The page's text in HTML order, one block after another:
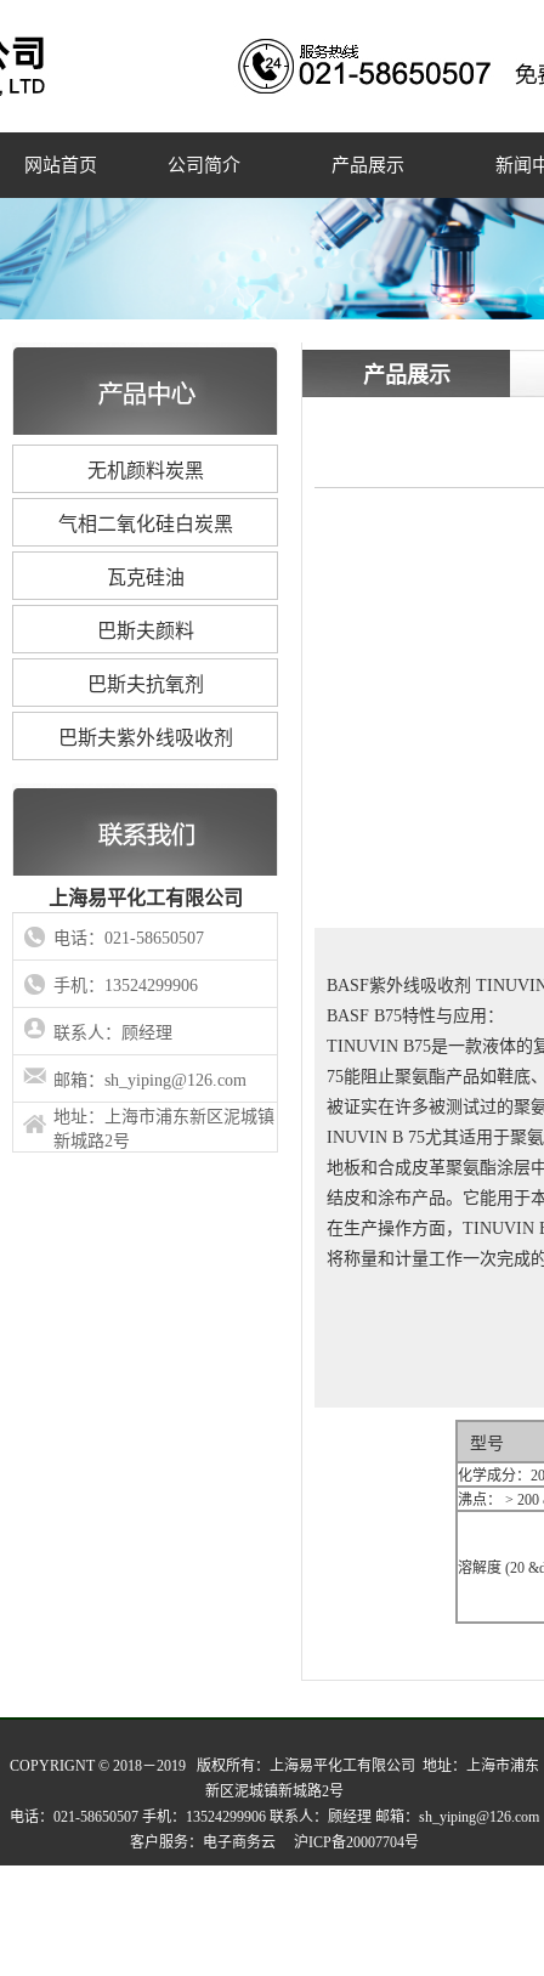
网站首页 公司简介 产品展示 新闻
无机颜料炭黑
气相二氧化硅白炭黑
瓦克硅油
巴斯夫颜料
巴斯夫抗氧剂
巴斯夫紫外线吸收剂
上海易平化工有限公司
电话：021-58650507
手机：13524299906
联系人：顾经理
邮箱：sh_yiping@126.com
地址：上海市浦东新区泥城镇
新城路2号
产品展示
BASF紫外线吸收剂
BASF B75特性与应用：
TINUVIN B75是一款液体的
75能阻止聚氨酯产品如鞋底
被证实在许多被测试过的聚
INUVIN B 75尤其适用于聚
地板和合成皮革聚氨酯涂层
结皮和涂布产品。它能用于
在生产操作方面，TINUVIN
将称量和计量工作一次完成
型号
化学成分：
沸点： > 200
溶解度 (20
COPYRIGNT © 2018－2019 版权所有： 上海易平化工有限公司 地址：上海市浦东
新区泥城镇新城路2号
电话：021-58650507 手机：13524299906 联系人：顾经理 邮箱：sh_yiping@126.com
客户服务： 电子商务云 沪ICP备20007704号